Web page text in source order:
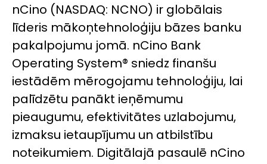
nCino (NASDAQ: NCNO) ir globālais
līderis mākoņtehnoloģiju bāzes banku
pakalpojumu jomā. nCino Bank
Operating System® sniedz finanšu
iestādēm mērogojamu tehnoloģiju, lai
palīdzētu panākt ieņēmumu
pieaugumu, efektivitātes uzlabojumu,
izmaksu ietaupījumu un atbilstību
noteikumiem. Digitālajā pasaulē nCino